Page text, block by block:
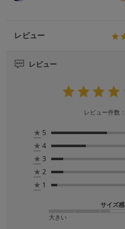
レビュー
レビュー
レビュー件数：
★ 5
★ 4
★ 3
★ 2
★ 1
サイズ感
大きい